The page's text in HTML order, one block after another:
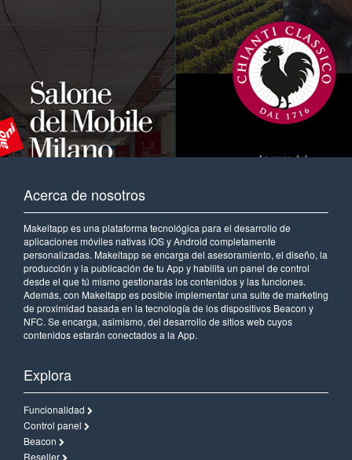
Acerca de nosotros
Makeitapp es una plataforma tecnológica para el desarrollo de
aplicaciones móviles nativas iOS y Android completamente
personalizadas. Makeitapp se encarga del asesoramiento, el diseño, la
producción y la publicación de tu App y habilita un panel de control
desde el que tú mismo gestionarás los contenidos y las funciones.
Además, con Makeitapp es posible implementar una suite de marketing
de proximidad basada en la tecnología de los dispositivos Beacon y
NFC. Se encarga, asimismo, del desarrollo de sitios web cuyos
contenidos estarán conectados a la App.
Explora
Funcionalidad
Control panel
Beacon
Reseller